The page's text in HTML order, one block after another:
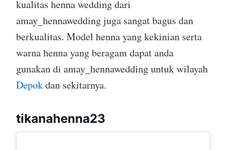
kualitas henna wedding dari
amay_hennawedding juga sangat bagus dan
berkualitas. Model henna yang kekinian serta
warna henna yang beragam dapat anda
gunakan di amay_hennawedding untuk wilayah
Depokdan sekitarnya.
tikanahenna23